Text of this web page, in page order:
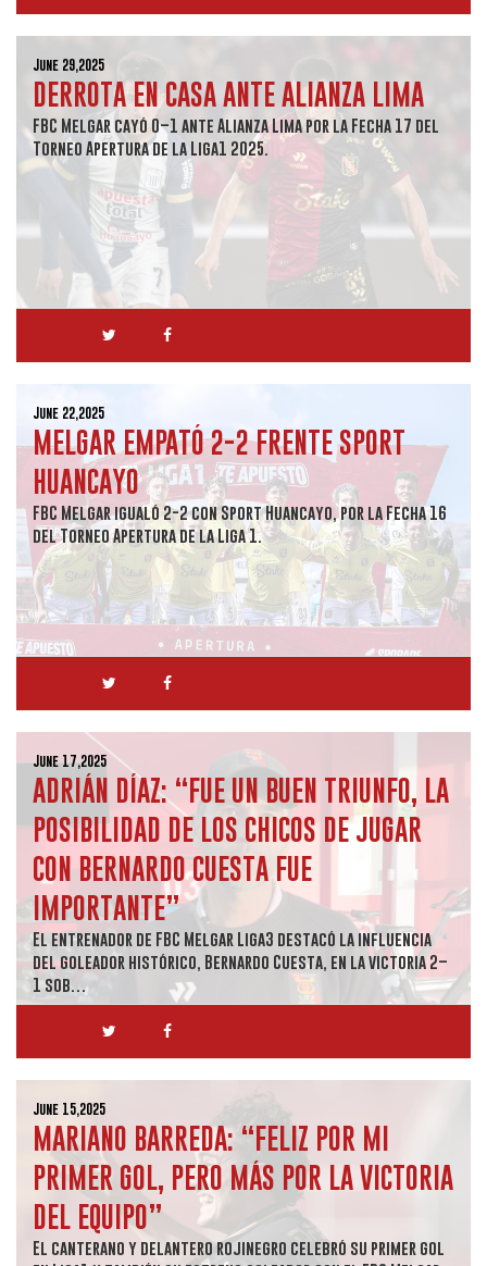
June 29,2025
DERROTA EN CASA ANTE ALIANZA LIMA
FBC Melgar cayó 0–1 ante Alianza Lima por la Fecha 17 del
Torneo Apertura de la Liga1 2025.
June 22,2025
MELGAR EMPATÓ 2-2 FRENTE SPORT
HUANCAYO
FBC Melgar igualó 2-2 con Sport Huancayo, por la Fecha 16
del Torneo Apertura de la Liga 1.
June 17,2025
ADRIÁN DÍAZ: “FUE UN BUEN TRIUNFO, LA
POSIBILIDAD DE LOS CHICOS DE JUGAR
CON BERNARDO CUESTA FUE
IMPORTANTE”
El entrenador de FBC Melgar Liga3 destacó la influencia
del goleador histórico, Bernardo Cuesta, en la victoria 2–
1 sob…
June 15,2025
MARIANO BARREDA: “FELIZ POR MI
PRIMER GOL, PERO MÁS POR LA VICTORIA
DEL EQUIPO”
El canterano y delantero rojinegro celebró su primer gol